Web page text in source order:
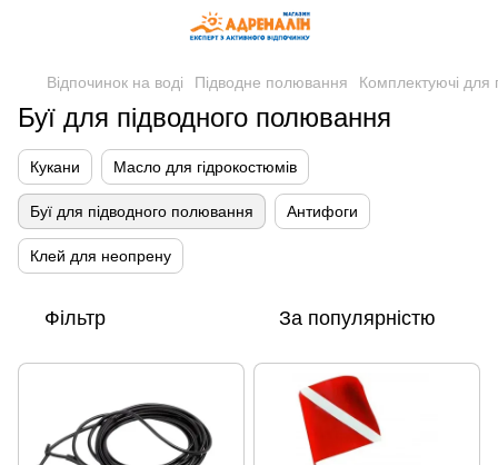
Відпочинок на воді Підводне полювання Комплектуючі для
Буї для підводного полювання
Кукани Масло для гідрокостюмів
Буї для підводного полювання Антифоги
Клей для неопрену
Фільтр За популярністю